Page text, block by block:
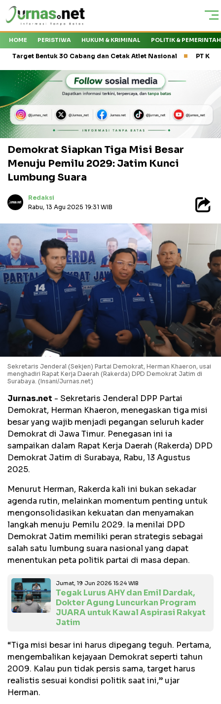
HOME PERISTIWA HUKUM & KRIMINAL POLITIK &
30 Cabang dan Cetak Atlet Nasional PT Kasa Husada
Demokrat Siapkan Tiga Misi Besar
Menuju Pemilu 2029: Jatim Kunci
Lumbung Suara
Redaksi
Rabu, 13 Agu 2025 19:31 WIB
Sekretaris Jenderal (Sekjen) Partai Demokrat, Herman Khaeron, usai
menghadiri Rapat Kerja Daerah (Rakerda) DPD Demokrat Jatim di
Surabaya. (Insani/Jurnas.net)
Jurnas.net - Sekretaris Jenderal DPP Partai
Demokrat, Herman Khaeron, menegaskan tiga misi
besar yang wajib menjadi pegangan seluruh kader
Demokrat di Jawa Timur. Penegasan ini ia
sampaikan dalam Rapat Kerja Daerah (Rakerda) DPD
Demokrat Jatim di Surabaya, Rabu, 13 Agustus
2025.
Menurut Herman, Rakerda kali ini bukan sekadar
agenda rutin, melainkan momentum penting untuk
mengonsolidasikan kekuatan dan menyamakan
langkah menuju Pemilu 2029. Ia menilai DPD
Demokrat Jatim memiliki peran strategis sebagai
salah satu lumbung suara nasional yang dapat
menentukan peta politik partai di masa depan.
Jumat, 19 Jun 2026 15:24 WIB
Tegak Lurus AHY dan Emil Dardak,
Dokter Agung Luncurkan Program
JUARA untuk Kawal Aspirasi Rakyat
Jatim
“Tiga misi besar ini harus dipegang teguh. Pertama,
mengembalikan kejayaan Demokrat seperti tahun
2009. Kalau pun tidak persis sama, target harus
realistis sesuai kondisi politik saat ini,” ujar
Herman.